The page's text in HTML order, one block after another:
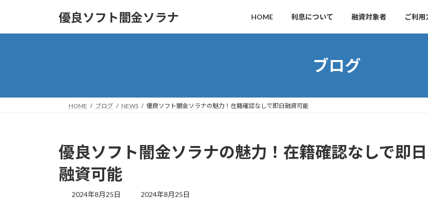
優良ソフト闇金ソラナ HOME 利息について 融資対象者 ご利用
ブログ
HOME ブログ NEWS 優良ソフト闇金ソラナの魅力！在籍確認なしで即日融資可能
優良ソフト闇金ソラナの魅力！在籍確認なしで即日
融資可能
2024年8月25日
最
2024年8月25日